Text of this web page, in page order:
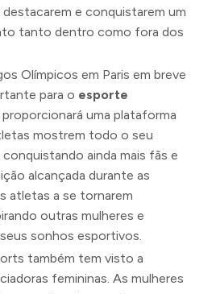
e conquistarem um
tanto dentro como fora dos
Olímpicos em Paris em breve
para o esporte
uma plataforma
mostrem todo o seu
ainda mais fãs e
alcançada durante as
atletas a se tornarem
outras mulheres e
sonhos esportivos.
também tem visto a
femininas. As mulheres